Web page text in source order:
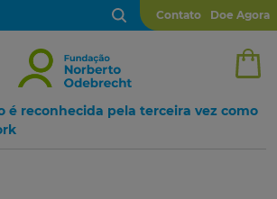
Contato Doe Agora
é reconhecida pela terceira vez como